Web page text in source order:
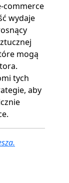
commerce
wydaje
mogą
tych
aby